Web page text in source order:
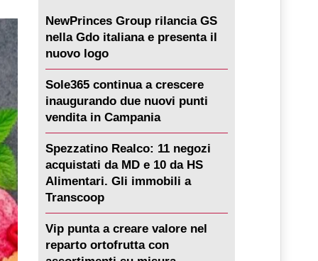
NewPrinces Group rilancia GS
nella Gdo italiana e presenta il
nuovo logo
Sole365 continua a crescere
inaugurando due nuovi punti
vendita in Campania
Spezzatino Realco: 11 negozi
acquistati da MD e 10 da HS
Alimentari. Gli immobili a
Transcoop
Vip punta a creare valore nel
reparto ortofrutta con